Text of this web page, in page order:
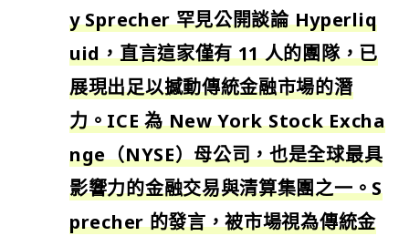
y Sprecher 罕見公開談論 Hyperliq
uid，直言這家僅有 11 人的團隊，已
展現出足以撼動傳統金融市場的潛
力。ICE 為 New York Stock Excha
nge（NYSE）母公司，也是全球最具
影響力的金融交易與清算集團之一。S
precher 的發言，被市場視為傳統金